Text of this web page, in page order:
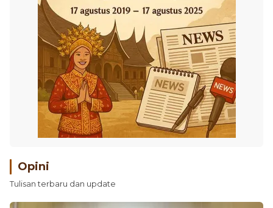
Opini
Tulisan terbaru dan update